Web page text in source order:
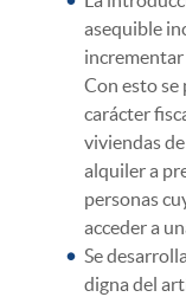
asequible
Con esto
carácter
viviendas
alquiler a
personas
acceder a
Se
digna del